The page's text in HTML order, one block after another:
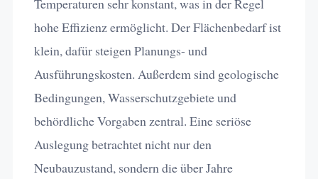
hohe Effizienz ermöglicht. Der Flächenbedarf ist
klein, dafür steigen Planungs- und
Ausführungskosten. Außerdem sind geologische
Bedingungen, Wasserschutzgebiete und
behördliche Vorgaben zentral. Eine seriöse
Auslegung betrachtet nicht nur den
Neubauzustand, sondern die über Jahre